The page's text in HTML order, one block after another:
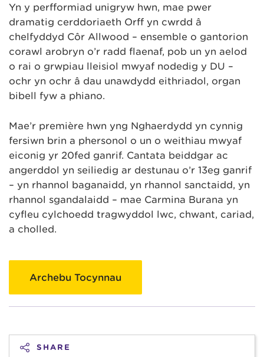
Yn y perfformiad unigryw hwn, mae pŵer
dramatig cerddoriaeth Orff yn cwrdd â
chelfyddyd Côr Allwood – ensemble o gantorion
corawl arobryn o’r radd flaenaf, pob un yn aelod
o rai o grwpiau lleisiol mwyaf nodedig y DU –
ochr yn ochr â dau unawdydd eithriadol, organ
bibell fyw a phiano.
Mae’r première hwn yng Nghaerdydd yn cynnig
fersiwn brin a phersonol o un o weithiau mwyaf
eiconig yr 20fed ganrif. Cantata beiddgar ac
angerddol yn seiliedig ar destunau o’r 13eg ganrif
– yn rhannol baganaidd, yn rhannol sanctaidd, yn
rhannol sgandalaidd – mae Carmina Burana yn
cyfleu cylchoedd tragwyddol lwc, chwant, cariad,
a cholled.
Archebu Tocynnau
SHARE